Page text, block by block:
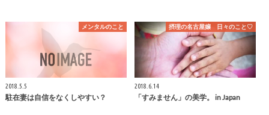
メンタルのこと
2018.5.5
駐在妻は自信をなくしやすい？
摂理の名古屋嬢 日々のこと♡
2018.6.14
「すみません」の美学。 in Japan